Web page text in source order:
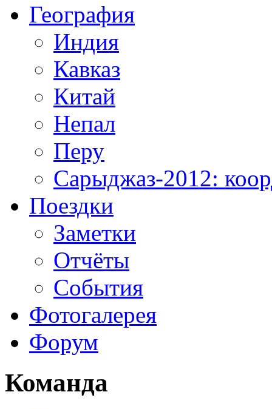
География
Индия
Кавказ
Китай
Непал
Перу
Сарыджаз-2012:
Поездки
Заметки
Отчёты
События
Фотогалерея
Форум
Команда